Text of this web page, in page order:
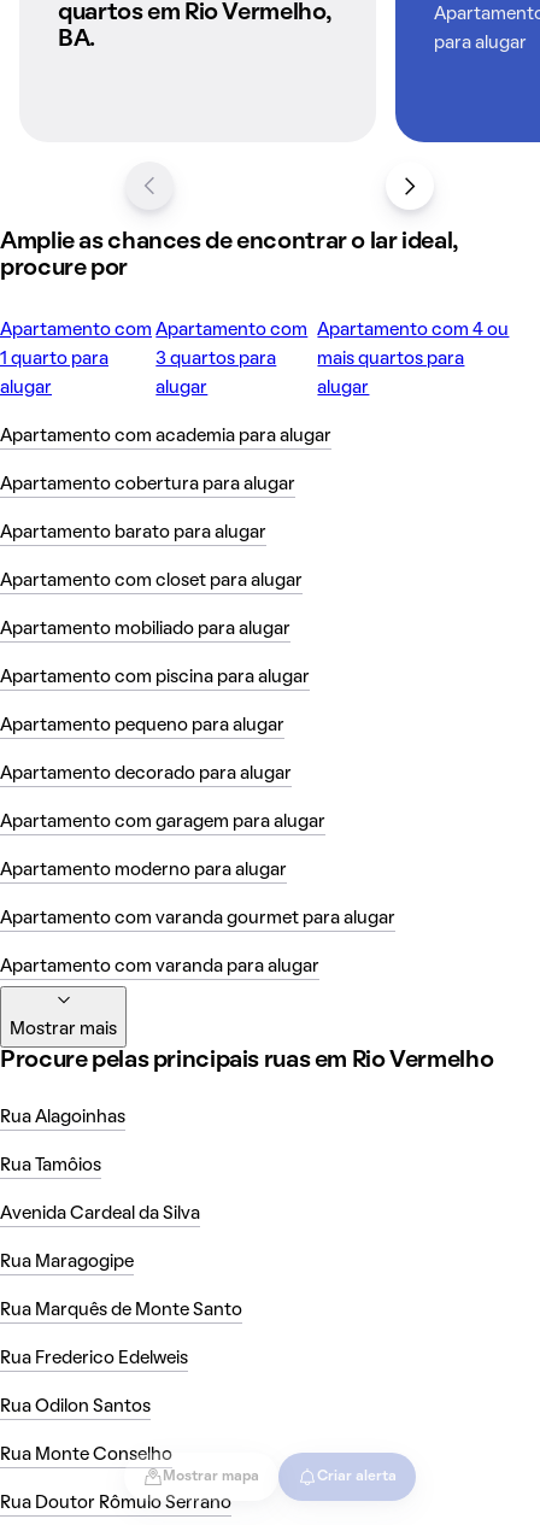
Mostrar mapa Criar alerta
quartos em Rio Vermelho,
BA.
para alugar
Amplie as chances de encontrar o lar ideal,
procure por
Apartamento com
1 quarto para
alugar
Apartamento com
3 quartos para
alugar
Apartamento com 4 ou
mais quartos para
alugar
Apartamento com academia para alugar
Apartamento cobertura para alugar
Apartamento barato para alugar
Apartamento com closet para alugar
Apartamento mobiliado para alugar
Apartamento com piscina para alugar
Apartamento pequeno para alugar
Apartamento decorado para alugar
Apartamento com garagem para alugar
Apartamento moderno para alugar
Apartamento com varanda gourmet para alugar
Apartamento com varanda para alugar
Mostrar mais
Procure pelas principais ruas em Rio Vermelho
Rua Alagoinhas
Rua Tamôios
Avenida Cardeal da Silva
Rua Maragogipe
Rua Marquês de Monte Santo
Rua Frederico Edelweis
Rua Odilon Santos
Rua Monte Conselho
Rua Doutor Rômulo Serrano